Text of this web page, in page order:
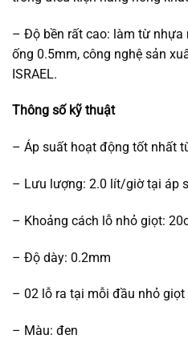
– Độ bền rất cao: làm từ nhựa
ống 0.5mm, công nghệ sản
ISRAEL.
Thông số kỹ thuật
– Áp suất hoạt động tốt nhất
– Lưu lượng: 2.0 lít/giờ tại áp
– Khoảng cách lỗ nhỏ giọt:
– Độ dày: 0.2mm
– 02 lỗ ra tại mỗi đầu nhỏ giọt
– Màu: đen